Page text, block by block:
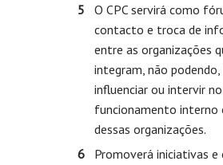
O CPC servirá como
contacto e troca de
entre as organizações
integram, não
influenciar ou intervir no
funcionamento interno
dessas organizações.
Promoverá iniciativas